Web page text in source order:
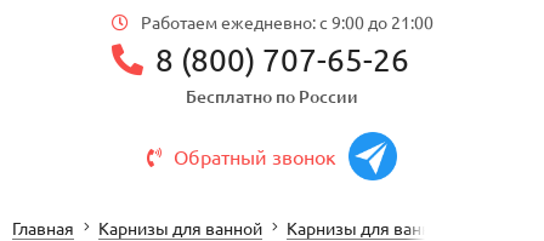
Работаем ежедневно: c 9:00 до 21:00
8 (800) 707-65-26
Бесплатно по России
Обратный звонок
Главная Карнизы для ванной Карнизы для ванной